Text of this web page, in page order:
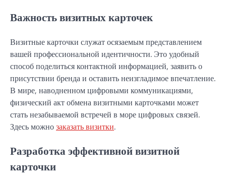
Важность визитных карточек
Визитные карточки служат осязаемым представлением
вашей профессиональной идентичности. Это удобный
способ поделиться контактной информацией, заявить о
присутствии бренда и оставить неизгладимое впечатление.
В мире, наводненном цифровыми коммуникациями,
физический акт обмена визитными карточками может
стать незабываемой встречей в море цифровых связей.
Здесь можнозаказать визитки.
Разработка эффективной визитной
карточки